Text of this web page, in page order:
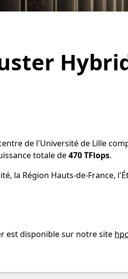
de l'Université de Lille
totale de470 TFlops.
la Région Hauts-de-France,
est disponible sur notre site